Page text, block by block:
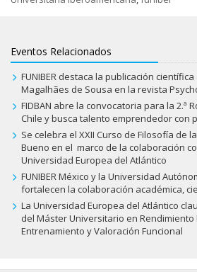
Eventos Relacionados
FUNIBER destaca la publicación
Magalhães de Sousa en la revista
FIDBAN abre la convocatoria para la 2.ª
Chile y busca talento emprendedor con
Se celebra el XXII Curso de Filosofía de
Bueno en el marco de la colaboración
Universidad Europea del Atlántico
FUNIBER México y la Universidad
fortalecen la colaboración académica,
La Universidad Europea del Atlántico
del Máster Universitario en Rendimiento
Entrenamiento y Valoración Funcional